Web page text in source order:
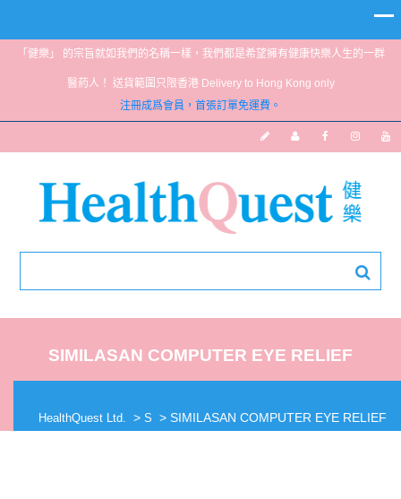
「健樂」 的宗旨就如我們的名稱一樣，我們都是希望擁有健康快樂人生的一群
醫葯人！ 送貨範圍只限香港 Delivery to Hong Kong only
注冊成爲會員，首張訂單免運費。
SIMILASAN COMPUTER EYE RELIEF
HealthQuest Ltd. > S > SIMILASAN COMPUTER EYE RELIEF